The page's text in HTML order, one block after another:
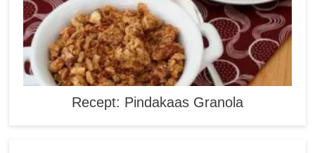
Recept: Pindakaas Granola